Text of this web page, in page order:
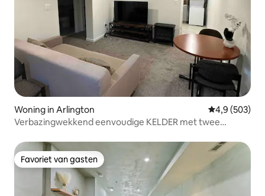
Woning in Arlington Gemiddelde
4,9 (503)
Verbazingwekkend eenvoudige KELDER met twee
Favoriet van gasten
Favoriet van gasten